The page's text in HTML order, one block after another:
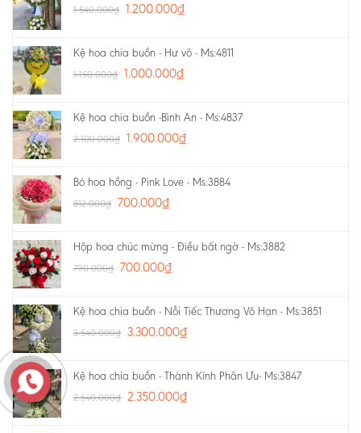
1.540.000₫ 1.200.000₫
Kệ hoa chia buồn - Hư vô - Ms:4811
1.150.000₫ 1.000.000₫
Kệ hoa chia buồn -Bình An - Ms:4837
2.100.000₫ 1.900.000₫
Bó hoa hồng - Pink Love - Ms:3884
812.000₫ 700.000₫
Hộp hoa chúc mừng - Điều bất ngờ - Ms:3882
790.000₫ 700.000₫
Kệ hoa chia buồn - Nỗi Tiếc Thương Vô Hạn - Ms:3851
3.540.000₫ 3.300.000₫
Kệ hoa chia buồn - Thành Kính Phân Ưu- Ms:3847
2.540.000₫ 2.350.000₫